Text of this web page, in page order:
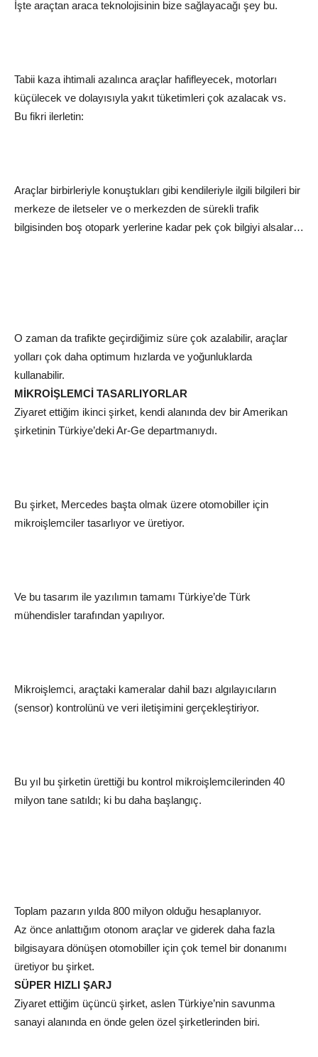
İşte araçtan araca teknolojisinin bize sağlayacağı şey bu.
Tabii kaza ihtimali azalınca araçlar hafifleyecek, motorları
küçülecek ve dolayısıyla yakıt tüketimleri çok azalacak vs.
Bu fikri ilerletin:
Araçlar birbirleriyle konuştukları gibi kendileriyle ilgili bilgileri bir
merkeze de iletseler ve o merkezden de sürekli trafik
bilgisinden boş otopark yerlerine kadar pek çok bilgiyi alsalar…
O zaman da trafikte geçirdiğimiz süre çok azalabilir, araçlar
yolları çok daha optimum hızlarda ve yoğunluklarda
kullanabilir.
MİKROİŞLEMCİ TASARLIYORLAR
Ziyaret ettiğim ikinci şirket, kendi alanında dev bir Amerikan
şirketinin Türkiye’deki Ar-Ge departmanıydı.
Bu şirket, Mercedes başta olmak üzere otomobiller için
mikroişlemciler tasarlıyor ve üretiyor.
Ve bu tasarım ile yazılımın tamamı Türkiye’de Türk
mühendisler tarafından yapılıyor.
Mikroişlemci, araçtaki kameralar dahil bazı algılayıcıların
(sensor) kontrolünü ve veri iletişimini gerçekleştiriyor.
Bu yıl bu şirketin ürettiği bu kontrol mikroişlemcilerinden 40
milyon tane satıldı; ki bu daha başlangıç.
Toplam pazarın yılda 800 milyon olduğu hesaplanıyor.
Az önce anlattığım otonom araçlar ve giderek daha fazla
bilgisayara dönüşen otomobiller için çok temel bir donanımı
üretiyor bu şirket.
SÜPER HIZLI ŞARJ
Ziyaret ettiğim üçüncü şirket, aslen Türkiye’nin savunma
sanayi alanında en önde gelen özel şirketlerinden biri.